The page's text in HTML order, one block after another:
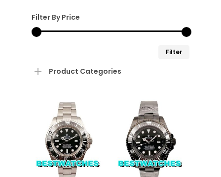
Filter By Price
Filter
Product Categories